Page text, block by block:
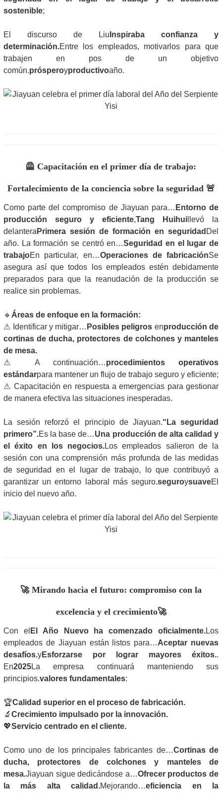
sostenible;
El discurso de Liu Inspiraba confianza y
determinación.Entre los empleados, motivarlos para que
trabajen en pos de un objetivo
común.prósperoyproductivoaño.
🦺 Capacitación en el primer día de trabajo:
Fortalecimiento de la conciencia sobre la seguridad 🚨
Como parte del compromiso de Jiayuan para… Entorno de
producción seguro y eficiente,Tang Huihui llevó la
delantera Primera sesión de formación en seguridad Del
año. La formación se centró en…Seguridad en el lugar de
trabajoEn particular, en…Operaciones de fabricaciónSe
asegura así que todos los empleados estén debidamente
preparados para que la reanudación de la producción se
realice sin problemas.
🔹 Áreas de enfoque en la formación:
⚠ Identificar y mitigar… Posibles peligros enproducción de
cortinas de ducha, protectores de colchones y manteles
de mesa.
⚠ A continuación…procedimientos operativos
estándarpara mantener un flujo de trabajo seguro y eficiente;
⚠ Capacitación en respuesta a emergencias para gestionar
de manera efectiva las situaciones inesperadas.
La sesión reforzó el principio de Jiayuan.“La seguridad
primero”.Es la base de…Una producción de alta calidad y
el éxito en los negocios.Los empleados salieron de la
sesión con una comprensión más profunda de las medidas
de seguridad en el lugar de trabajo, lo que contribuyó a
garantizar un entorno laboral más seguro.seguroysuaveEl
inicio del nuevo año.
🚀 Mirando hacia el futuro: compromiso con la
excelencia y el crecimiento🚀
Con el El Año Nuevo ha comenzado oficialmente.Los
empleados de Jiayuan están listos para…Aceptar nuevas
desafíos.yEsforzarse por lograr mayores éxitos..
En2025La empresa continuará manteniendo sus
principios.valores fundamentales:
🏆Calidad superior en el proceso de fabricación.
🔬 Crecimiento impulsado por la innovación.
💖Servicio centrado en el cliente.
Como uno de los principales fabricantes de…Cortinas de
ducha, protectores de colchones y manteles de
mesa.Jiayuan sigue dedicándose a…Ofrecer productos de
la más alta calidad.Mejorando…eficiencia en la